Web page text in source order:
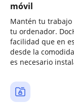
móvil
Mantén tu trabajo
tu ordenador.
facilidad que en
desde la
es necesario